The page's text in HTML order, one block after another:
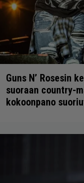
Guns N’ Rosesin
suoraan country-
kokoonpano